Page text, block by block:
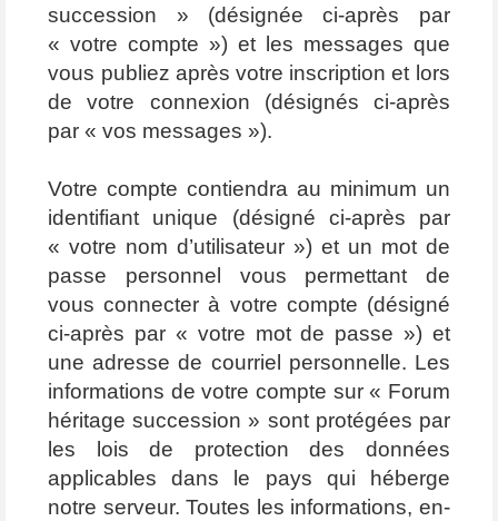
succession » (désignée ci-après par
« votre compte ») et les messages que
vous publiez après votre inscription et lors
de votre connexion (désignés ci-après
par « vos messages »).
Votre compte contiendra au minimum un
identifiant unique (désigné ci-après par
« votre nom d’utilisateur ») et un mot de
passe personnel vous permettant de
vous connecter à votre compte (désigné
ci-après par « votre mot de passe ») et
une adresse de courriel personnelle. Les
informations de votre compte sur « Forum
héritage succession » sont protégées par
les lois de protection des données
applicables dans le pays qui héberge
notre serveur. Toutes les informations, en-